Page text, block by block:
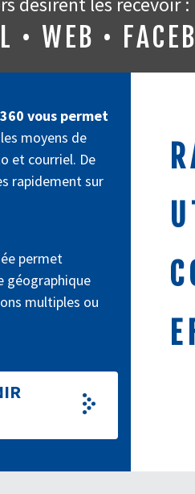
• WEB •
vous permet
moyens de
et courriel. De
rapidement sur
permet
géographique
multiples ou